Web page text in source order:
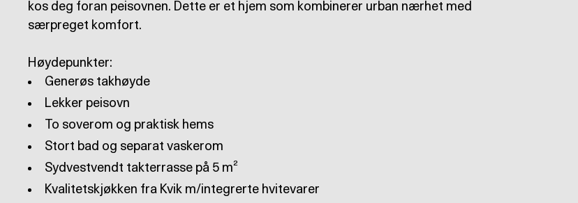
kos deg foran peisovnen. Dette er et hjem som kombinerer urban nærhet med
særpreget komfort.